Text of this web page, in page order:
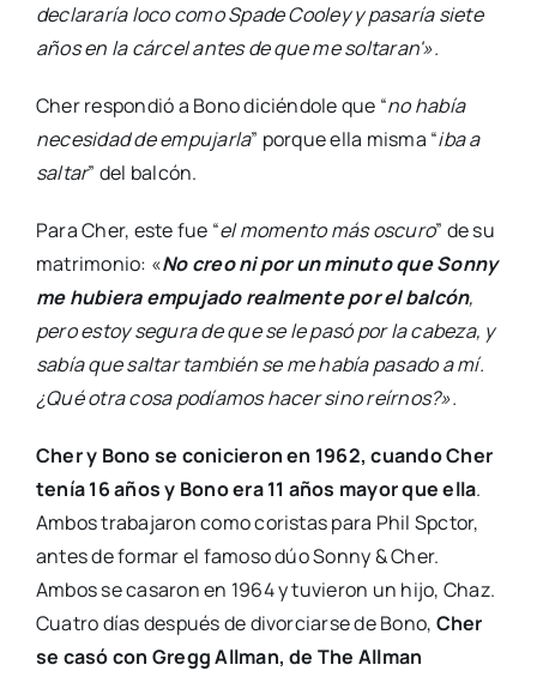
declararía loco como Spade Cooley y pasaría siete
años en la cárcel antes de que me soltaran'».
Cher respondió a Bono diciéndole que “no había
necesidad de empujarla” porque ella misma “iba a
saltar” del balcón.
Para Cher, este fue “el momento más oscuro” de su
matrimonio: «No creo ni por un minuto que Sonny
me hubiera empujado realmente por el balcón,
pero estoy segura de que se le pasó por la cabeza, y
sabía que saltar también se me había pasado a mí.
¿Qué otra cosa podíamos hacer sino reírnos?».
Cher y Bono se conicieron en 1962, cuando Cher
tenía 16 años y Bono era 11 años mayor que ella.
Ambos trabajaron como coristas para Phil Spctor,
antes de formar el famoso dúo Sonny & Cher.
Ambos se casaron en 1964 y tuvieron un hijo, Chaz.
Cuatro días después de divorciarse de Bono, Cher
se casó con Gregg Allman, de The Allman